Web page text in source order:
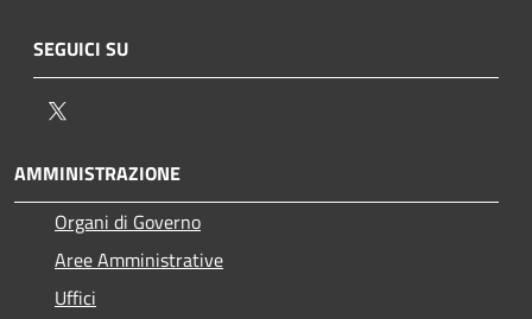
SEGUICI SU
AMMINISTRAZIONE
Organi di Governo
Aree Amministrative
Uffici